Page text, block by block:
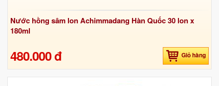
Nước hồng sâm lon Achimmadang Hàn Quốc 30 lon x
180ml
480.000 đ Giỏ hàng